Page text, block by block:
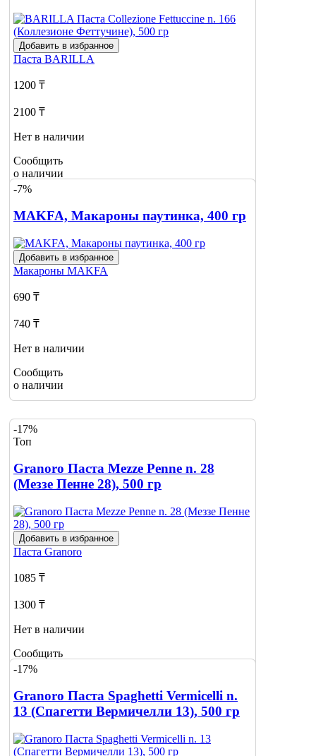
Добавить в избранное
Паста BARILLA
1200 ₸
2100 ₸
Нет в наличии
Сообщить
о наличии
1
-7%
MAKFA, Макароны паутинка, 400 гр
Добавить в избранное
Макароны MAKFA
690 ₸
740 ₸
Нет в наличии
Сообщить
о наличии
-17%
Топ
Granoro Паста Mezze Penne n. 28
(Меззе Пенне 28), 500 гр
Добавить в избранное
Паста Granoro
1085 ₸
1300 ₸
Нет в наличии
Сообщить
о наличии
-17%
Granoro Паста Spaghetti Vermicelli n.
13 (Спагетти Вермичелли 13), 500 гр